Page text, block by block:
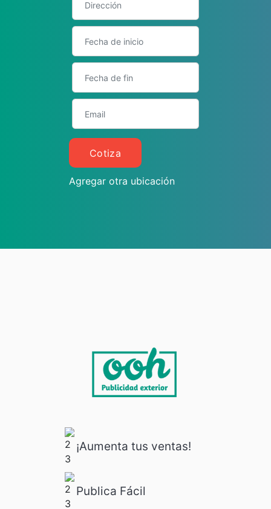
Cotiza
Agregar otra ubicación
¡Aumenta tus ventas!
Publica Fácil